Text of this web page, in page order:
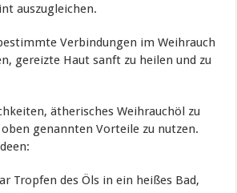
auszugleichen.
Verbindungen im Weihrauch
gereizte Haut sanft zu heilen und zu
ätherisches Weihrauchöl zu
genannten Vorteile zu nutzen.
Tropfen des Öls in ein heißes Bad,